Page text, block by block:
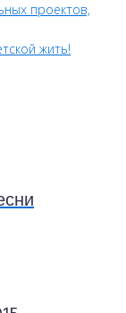
проектов,
жить!